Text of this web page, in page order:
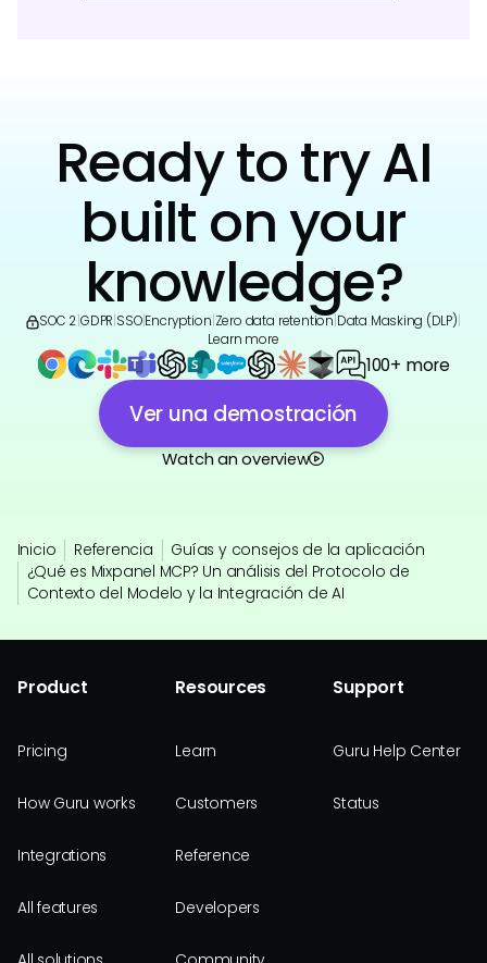
Ready to try AI
built on your
knowledge?
SOC 2 GDPR SSO|Encryption Zero data retention Data Masking (DLP)
Learn more
100+ more
Ver una demostración
Watch an overview
Inicio Referencia
Guías y consejos de la aplicación
¿Qué es Mixpanel MCP? Un análisis del Protocolo de
Contexto del Modelo y la Integración de AI
Product
Pricing
How Guru works
Integrations
All features
Resources
Learn
Customers
Reference
Developers
Support
Guru Help Center
Status